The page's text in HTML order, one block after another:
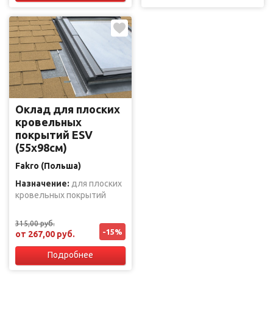
Оклад для плоских
кровельных
покрытий ESV
(55х98см)
Fakro (Польша)
Назначение: для плоских
кровельных покрытий
315,00 руб.
от 267,00 руб. -15%
Подробнее